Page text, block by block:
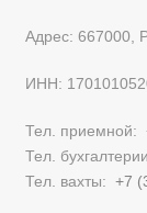
Адрес: 667000,
ИНН:
Тел. приемной:
Тел.
Тел. вахты: +7